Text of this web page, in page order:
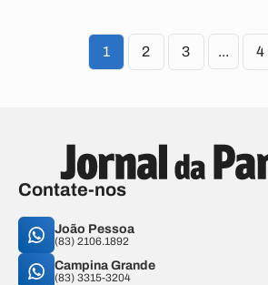
1 2 3 ... 4
Contate-nos
João Pessoa
(83) 2106.1892
Campina Grande
(83) 3315-3204